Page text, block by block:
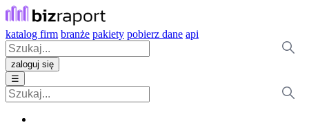
katalog firm branże pakiety pobierz dane api
zaloguj się
☰